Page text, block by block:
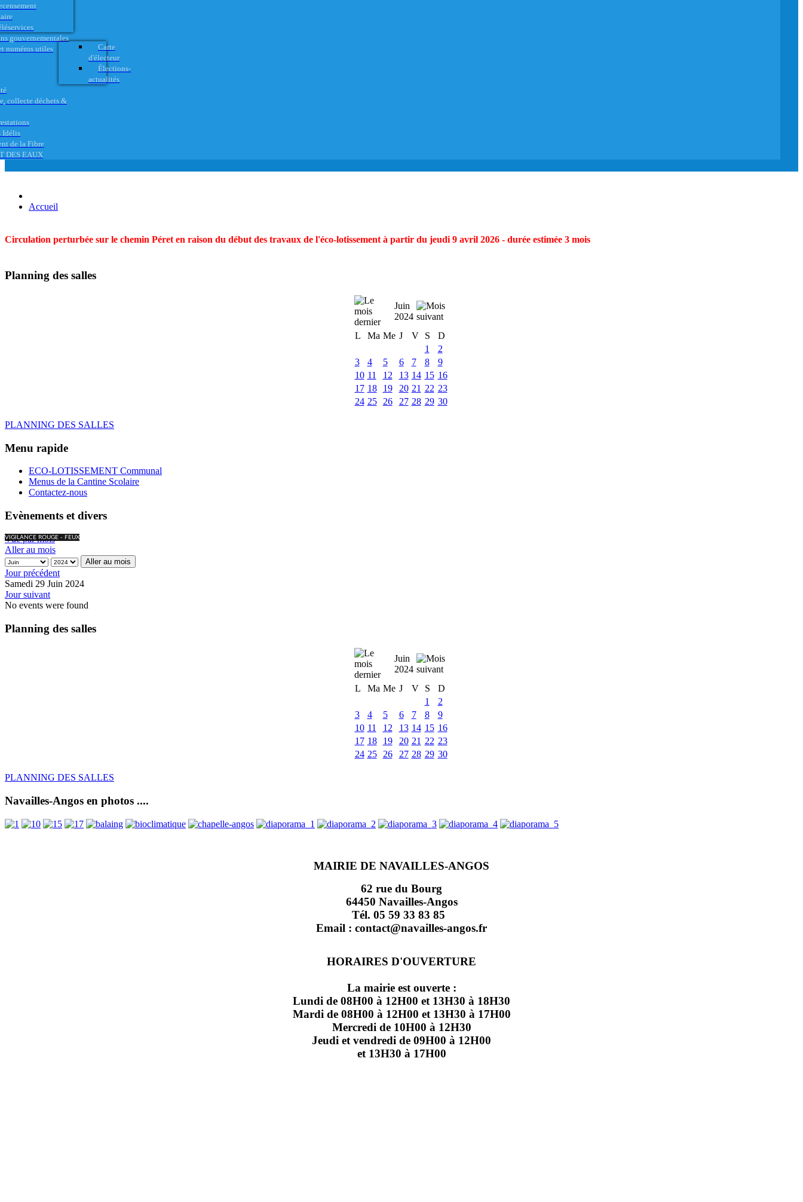
gouvernementales
numéros utiles
Carte
d'électeur
Élections-
actualités
collecte déchets &
Idélis
de la Fibre
DES EAUX
Accueil
Circulation perturbée sur le chemin Péret en raison du début des travaux de l'éco-lotissement à partir du jeudi 9 avril 2026 - durée estimée 3 mois
Planning des salles
Juin
2024
L
Ma Me J V S
D
1
2
3
4 5 6 7 8
9
10 11 12 13 14 15 16
17 18 19 20 21 22 23
24 25 26 27 28 29 30
PLANNING DES SALLES
Menu rapide
ECO-LOTISSEMENT Communal
Menus de la Cantine Scolaire
Contactez-nous
Evènements et divers
VIGILANCE ROUGE - FEUX
Vue par mois
Aller au mois
Aller au mois
Jour précédent
Samedi 29 Juin 2024
Jour suivant
No events were found
Planning des salles
Juin
2024
L
Ma Me J V S
D
1
2
3
4 5 6 7 8
9
10 11 12 13 14 15 16
17 18 19 20 21 22 23
24 25 26 27 28 29 30
PLANNING DES SALLES
Navailles-Angos en photos ....
MAIRIE DE NAVAILLES-ANGOS
62 rue du Bourg
64450 Navailles-Angos
Tél. 05 59 33 83 85
Email : contact@navailles-angos.fr
HORAIRES D'OUVERTURE
La mairie est ouverte :
Lundi de 08H00 à 12H00 et 13H30 à 18H30
Mardi de 08H00 à 12H00 et 13H30 à 17H00
Mercredi de 10H00 à 12H30
Jeudi et vendredi de 09H00 à 12H00
et 13H30 à 17H00